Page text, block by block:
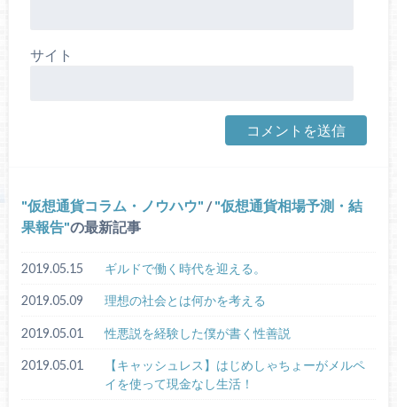
サイト
仮想通貨コラム・ノウハウ / 仮想通貨相場予測・結
果報告 の最新記事
2019.05.15 ギルドで働く時代を迎える。
2019.05.09 理想の社会とは何かを考える
2019.05.01 性悪説を経験した僕が書く性善説
2019.05.01
【キャッシュレス】はじめしゃちょーがメルペ
イを使って現金なし生活！